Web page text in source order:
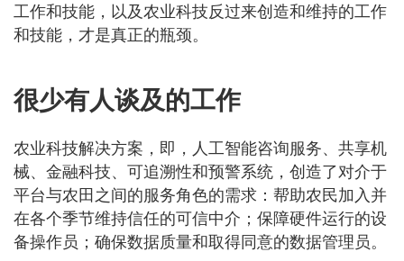
工作和技能，以及农业科技反过来创造和维持的工作
和技能，才是真正的瓶颈。
很少有人谈及的工作
农业科技解决方案，即，人工智能咨询服务、共享机
械、金融科技、可追溯性和预警系统，创造了对介于
平台与农田之间的服务角色的需求：帮助农民加入并
在各个季节维持信任的可信中介；保障硬件运行的设
备操作员；确保数据质量和取得同意的数据管理员。